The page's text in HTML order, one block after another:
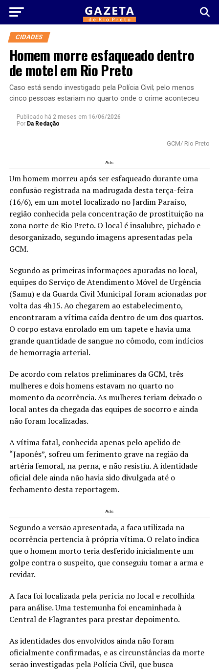
CIDADES
Homem morre esfaqueado dentro
de motel em Rio Preto
Caso está sendo investigado pela Polícia Civil; pelo menos
cinco pessoas estariam no quarto onde o crime aconteceu
Publicado há 2 meses em 16/06/2026
Por Da Redação
GCM/ Rio Preto
Ads
Um homem morreu após ser esfaqueado durante uma
confusão registrada na madrugada desta terça-feira
(16/6), em um motel localizado no Jardim Paraíso,
região conhecida pela concentração de prostituição na
zona norte de Rio Preto. O local é insalubre, pichado e
desorganizado, segundo imagens apresentadas pela
GCM.
Segundo as primeiras informações apuradas no local,
equipes do Serviço de Atendimento Móvel de Urgência
(Samu) e da Guarda Civil Municipal foram acionadas por
volta das 4h15. Ao chegarem ao estabelecimento,
encontraram a vítima caída dentro de um dos quartos.
O corpo estava enrolado em um tapete e havia uma
grande quantidade de sangue no cômodo, com indícios
de hemorragia arterial.
De acordo com relatos preliminares da GCM, três
mulheres e dois homens estavam no quarto no
momento da ocorrência. As mulheres teriam deixado o
local antes da chegada das equipes de socorro e ainda
não foram localizadas.
A vítima fatal, conhecida apenas pelo apelido de
“Japonês”, sofreu um ferimento grave na região da
artéria femoral, na perna, e não resistiu. A identidade
oficial dele ainda não havia sido divulgada até o
fechamento desta reportagem.
Ads
Segundo a versão apresentada, a faca utilizada na
ocorrência pertencia à própria vítima. O relato indica
que o homem morto teria desferido inicialmente um
golpe contra o suspeito, que conseguiu tomar a arma e
revidar.
A faca foi localizada pela perícia no local e recolhida
para análise. Uma testemunha foi encaminhada à
Central de Flagrantes para prestar depoimento.
As identidades dos envolvidos ainda não foram
oficialmente confirmadas, e as circunstâncias da morte
serão investigadas pela Polícia Civil, que busca